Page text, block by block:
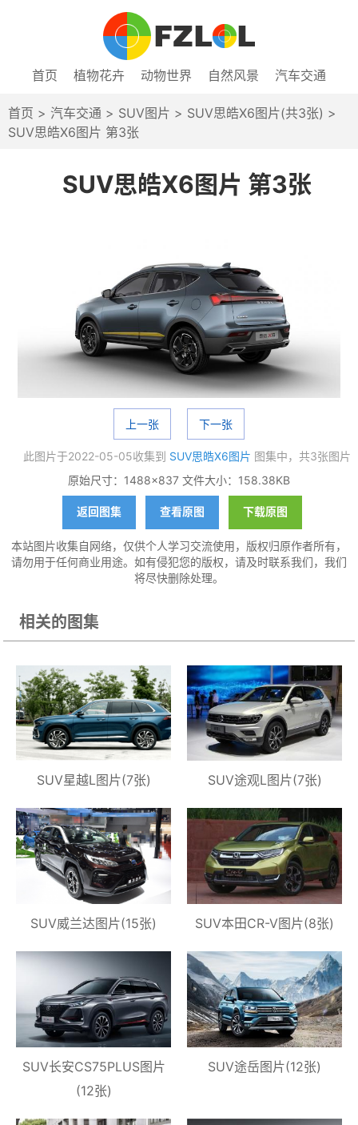
首页 植物花卉 动物世界 自然风景 汽车交通
首页 > 汽车交通 > SUV图片 > SUV思皓X6图片(共3张) >
SUV思皓X6图片 第3张
SUV思皓X6图片 第3张
上一张 下一张
此图片于2022-05-05收集到 SUV思皓X6图片 图集中，共3张图片
原始尺寸：1488×837 文件大小：158.38KB
返回图集 查看原图 下载原图
本站图片收集自网络，仅供个人学习交流使用，版权归原作者所有，
请勿用于任何商业用途。如有侵犯您的版权，请及时联系我们，我们
将尽快删除处理。
相关的图集
SUV星越L图片(7张) SUV途观L图片(7张)
SUV威兰达图片(15张) SUV本田CR-V图片(8张)
SUV长安CS75PLUS图片
(12张)
SUV途岳图片(12张)